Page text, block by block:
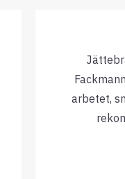
arbetet,